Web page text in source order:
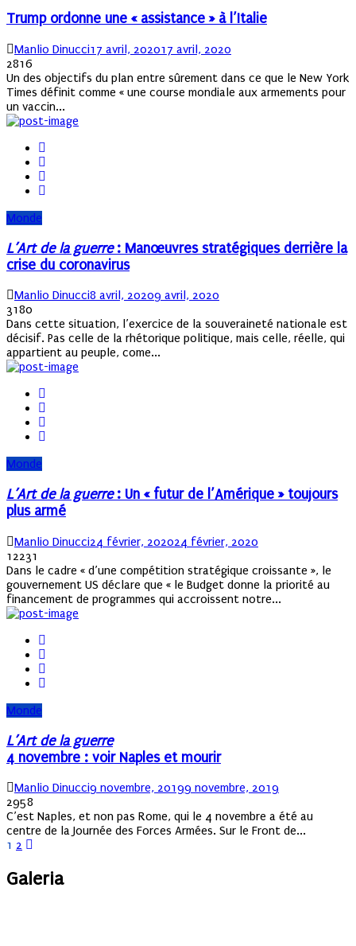
Trump ordonne une « assistance » à l’Italie
Author
Manlio DinucciPosted
17 avril, 202017 avril, 2020
2816
Un des objectifs du plan entre sûrement dans ce que le New York
Times définit comme « une course mondiale aux armements pour
un vaccin...
Monde
L’Art de la guerre: Manœuvres stratégiques derrière la
crise du coronavirus
Author
Manlio DinucciPosted
8 avril, 20209 avril, 2020
3180
Dans cette situation, l’exercice de la souveraineté nationale est
décisif. Pas celle de la rhétorique politique, mais celle, réelle, qui
appartient au peuple, come...
Monde
L’Art de la guerre: Un « futur de l’Amérique » toujours
plus armé
Author
Manlio DinucciPosted
24 février, 202024 février, 2020
12231
Dans le cadre « d’une compétition stratégique croissante », le
gouvernement US déclare que « le Budget donne la priorité au
financement de programmes qui accroissent notre...
Monde
L’Art de la guerre
4 novembre : voir Naples et mourir
Author
Manlio DinucciPosted
9 novembre, 20199 novembre, 2019
2958
C’est Naples, et non pas Rome, qui le 4 novembre a été au
centre de la Journée des Forces Armées. Sur le Front de...
Pagination
des
publications
1 2
Galeria